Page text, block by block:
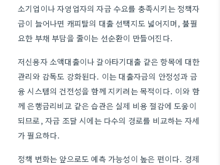
소기업이나 자영업자의 자금 수요를 충족시키는 정책자
금이 늘어나면 캐피탈의 대출 선택지도 넓어지며, 불필
요한 부채 부담을 줄이는 선순환이 만들어진다.
저신용자 소액대출이나 갈아타기대출 같은 항목에 대한
관리와 감독도 강화된다. 이는 대출자금의 안정성과 금
융 시스템의 건전성을 함께 지키려는 목적이다. 이와 함
께 은행금리비교 같은 습관은 실제 비용 절감에 도움이
되므로, 자금 조달 시에는 다수의 경로를 비교하는 자세
가 필요하다.
정책 변화는 앞으로도 예측 가능성이 높은 편이다. 경제